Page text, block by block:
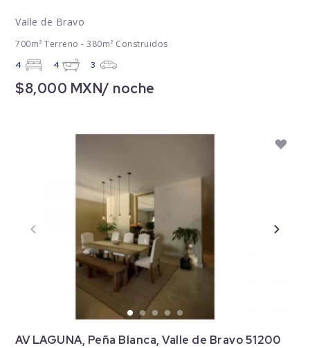
Valle de Bravo
700m² Terreno - 380m² Construidos
4 4 3
$8,000 MXN/ noche
AV LAGUNA, Peña Blanca, Valle de Bravo 51200